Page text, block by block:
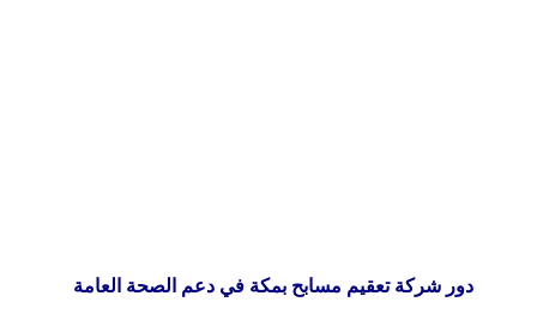
دور شركة تعقيم مسابح بمكة في دعم الصحة العامة